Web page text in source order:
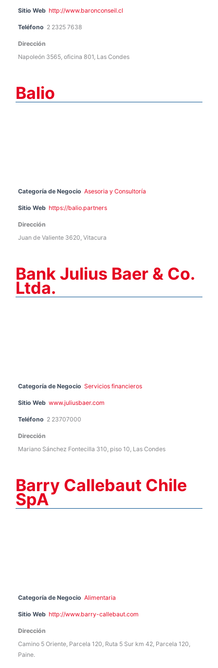
Sitio Web http://www.baronconseil.cl
Teléfono 2 2325 7638
Dirección
Napoleón 3565, oficina 801, Las Condes
Balio
Categoría de Negocio Asesoria y Consultoría
Sitio Web https://balio.partners
Dirección
Juan de Valiente 3620, Vitacura
Bank Julius Baer & Co.
Ltda.
Categoría de Negocio Servicios financieros
Sitio Web www.juliusbaer.com
Teléfono 2 23707000
Dirección
Mariano Sánchez Fontecilla 310, piso 10, Las Condes
Barry Callebaut Chile
SpA
Categoría de Negocio Alimentaria
Sitio Web http://www.barry-callebaut.com
Dirección
Camino 5 Oriente, Parcela 120, Ruta 5 Sur km 42, Parcela 120,
Paine.